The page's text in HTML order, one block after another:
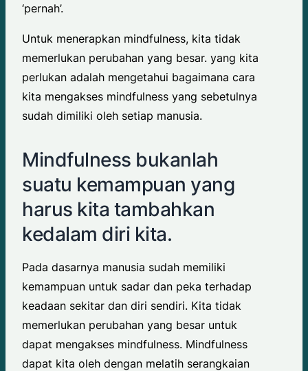
‘pernah’.
Untuk menerapkan mindfulness, kita tidak
memerlukan perubahan yang besar. yang kita
perlukan adalah mengetahui bagaimana cara
kita mengakses mindfulness yang sebetulnya
sudah dimiliki oleh setiap manusia.
Mindfulness bukanlah
suatu kemampuan yang
harus kita tambahkan
kedalam diri kita.
Pada dasarnya manusia sudah memiliki
kemampuan untuk sadar dan peka terhadap
keadaan sekitar dan diri sendiri. Kita tidak
memerlukan perubahan yang besar untuk
dapat mengakses mindfulness. Mindfulness
dapat kita oleh dengan melatih serangkaian